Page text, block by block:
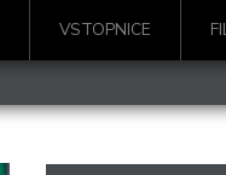
VSTOPNICE